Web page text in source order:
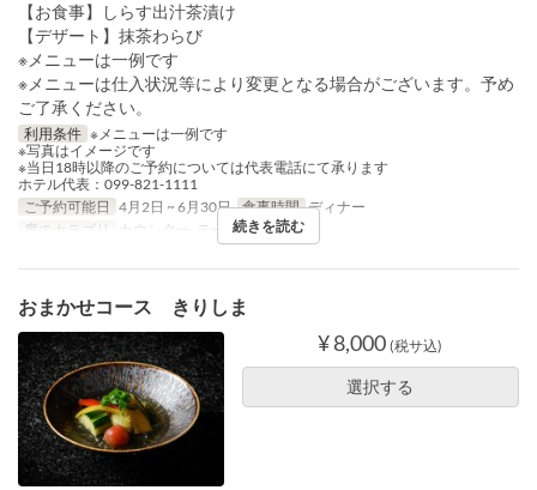
【お食事】しらす出汁茶漬け
【デザート】抹茶わらび
※メニューは一例です
※メニューは仕入状況等により変更となる場合がございます。予め
ご了承ください。
利用条件 ※メニューは一例です
※写真はイメージです
※当日18時以降のご予約については代表電話にて承ります
ホテル代表：099-821-1111
ご予約可能日 4月2日 ~ 6月30日 食事時間 ディナー
席のカテゴリ
カウンター, テーブル席続きを読む
おまかせコース きりしま
¥ 8,000 (税サ込)
選択する